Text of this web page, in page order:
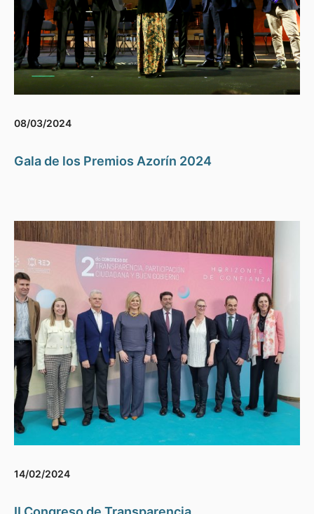
08/03/2024
Gala de los Premios Azorín 2024
14/02/2024